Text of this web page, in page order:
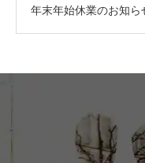
年末年始休業のお知ら